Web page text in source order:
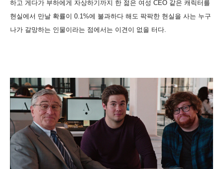
하고 게다가 부하에게 자상하기까지 한 젊은 여성 CEO 같은 캐릭터를
현실에서 만날 확률이 0.1%에 불과하다 해도 팍팍한 현실을 사는 누구
나가 갈망하는 인물이라는 점에서는 이견이 없을 터다.